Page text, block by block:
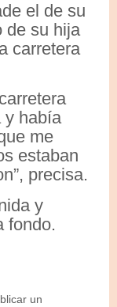
el de su
de su hija
carretera
y había
me
estaban
precisa.
y
fondo.
un